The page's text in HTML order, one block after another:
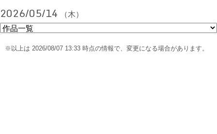
2026/05/14 （木）
※以上は 2026/08/07 13:33 時点の情報で、変更になる場合があります。